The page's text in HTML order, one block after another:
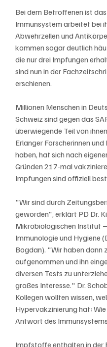
Bei dem Betroffenen ist
Immunsystem arbeitet bei
Abwehrzellen und
kommen sogar deutlich
die nur drei Impfungen
sind nun in der
erschienen.
Millionen Menschen in
Schweiz sind gegen das
überwiegende Teil von
Erlanger Forscherinnen
haben, hat sich nach
Gründen 217-mal
Impfungen sind offiziell
"Wir sind durch
geworden", erklärt PD Dr.
Mikrobiologischen Institut
Immunologie und Hygiene
Bogdan). "Wir haben dann
aufgenommen und ihn
diversen Tests zu
großes Interesse." Dr.
Kollegen wollten wissen,
Hypervakzinierung hat:
Antwort des
Impfstoffe enthalten in der